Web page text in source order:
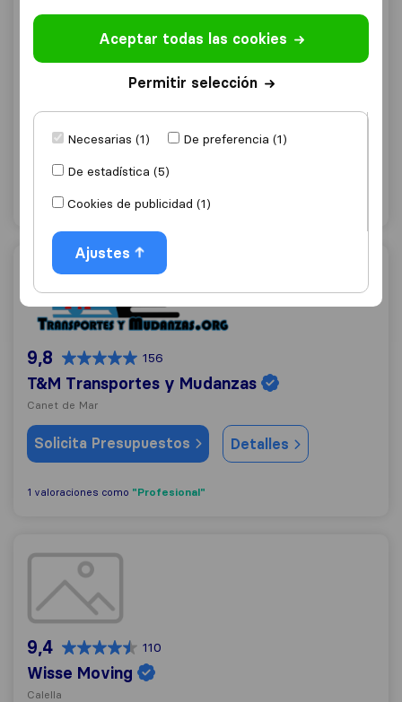
9,6 118
Mudanzas Faro
Pineda de Mar
6 valoraciones como "Profesional"
T&M Transportes y Mudanzas
9,8 156
T&M Transportes y Mudanzas
Canet de Mar
Solicita Presupuestos Detalles
1 valoraciones como "Profesional"
Wisse Moving
9,4 110
Wisse Moving
Calella
Aceptar todas las cookies
Permitir selección
Necesarias (1)
De preferencia (1)
De estadística (5)
Cookies de publicidad (1)
Ajustes